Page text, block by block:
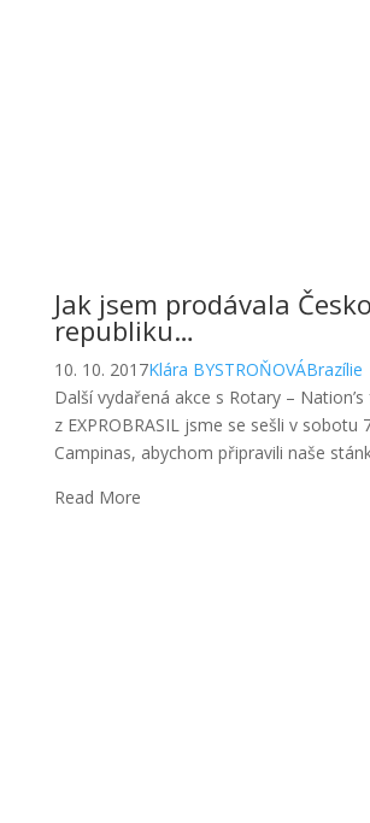
Jak jsem prodávala
republiku…
10. 10. 2017Klára BYSTROŇOVÁBrazílie
Další vydařená akce s Rotary – Nation’s
z EXPROBRASIL jsme se sešli v sobotu
Campinas, abychom připravili naše
Read More